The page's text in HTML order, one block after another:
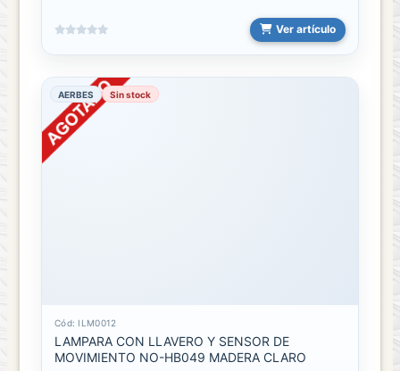
Ver artículo
AERBES Sin stock
Cód: ILM0012
LAMPARA CON LLAVERO Y SENSOR DE
MOVIMIENTO NO-HB049 MADERA CLARO